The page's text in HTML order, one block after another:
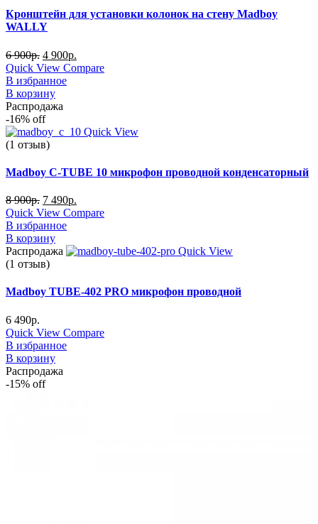
Кронштейн для установки колонок на стену Madboy
WALLY
6 900р. 4 900р.
Quick View Compare
В избранное
В корзину
Распродажа
-16% off
Quick View
(1 отзыв)
Madboy C-TUBE 10 микрофон проводной конденсаторный
8 900р. 7 490р.
Quick View Compare
В избранное
В корзину
Распродажа
Quick View
(1 отзыв)
Madboy TUBE-402 PRO микрофон проводной
6 490р.
Quick View Compare
В избранное
В корзину
Распродажа
-15% off